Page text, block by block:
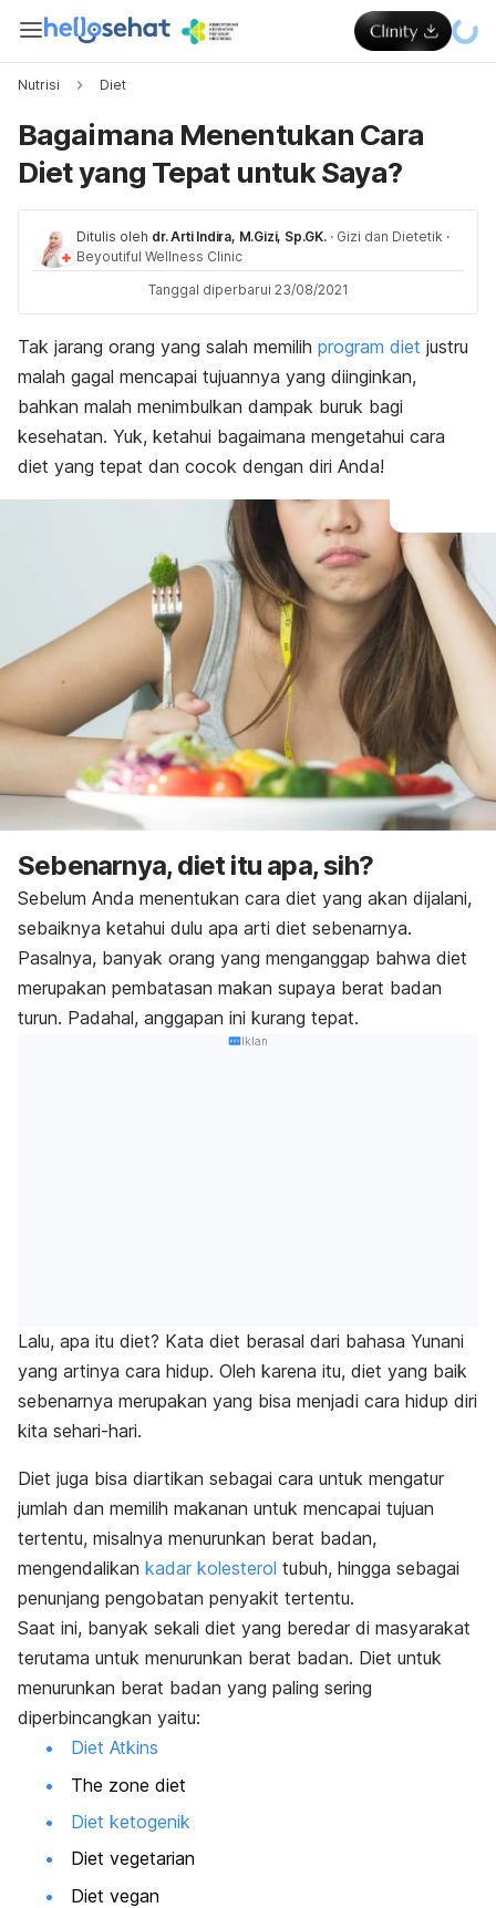
Nutrisi Diet
Bagaimana Menentukan Cara
Diet yang Tepat untuk Saya?
Ditulis oleh dr. Arti Indira, M.Gizi, Sp.GK. · Gizi dan Dietetik ·
Beyoutiful Wellness Clinic
Tanggal diperbarui 23/08/2021
Tak jarang orang yang salah memilih program diet justru
malah gagal mencapai tujuannya yang diinginkan,
bahkan malah menimbulkan dampak buruk bagi
kesehatan. Yuk, ketahui bagaimana mengetahui cara
diet yang tepat dan cocok dengan diri Anda!
Sebenarnya, diet itu apa, sih?
Sebelum Anda menentukan cara diet yang akan dijalani,
sebaiknya ketahui dulu apa arti diet sebenarnya.
Pasalnya, banyak orang yang menganggap bahwa diet
merupakan pembatasan makan supaya berat badan
turun. Padahal, anggapan ini kurang tepat.
Iklan
Lalu, apa itu diet? Kata diet berasal dari bahasa Yunani
yang artinya cara hidup. Oleh karena itu, diet yang baik
sebenarnya merupakan yang bisa menjadi cara hidup diri
kita sehari-hari.
Diet juga bisa diartikan sebagai cara untuk mengatur
jumlah dan memilih makanan untuk mencapai tujuan
tertentu, misalnya menurunkan berat badan,
mengendalikan kadar kolesterol tubuh, hingga sebagai
penunjang pengobatan penyakit tertentu.
Saat ini, banyak sekali diet yang beredar di masyarakat
terutama untuk menurunkan berat badan. Diet untuk
menurunkan berat badan yang paling sering
diperbincangkan yaitu:
Diet Atkins
The zone diet
Diet ketogenik
Diet vegetarian
Diet vegan